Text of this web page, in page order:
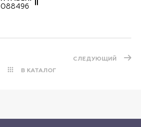
088496
В КАТАЛОГ
СЛЕДУЮЩИЙ